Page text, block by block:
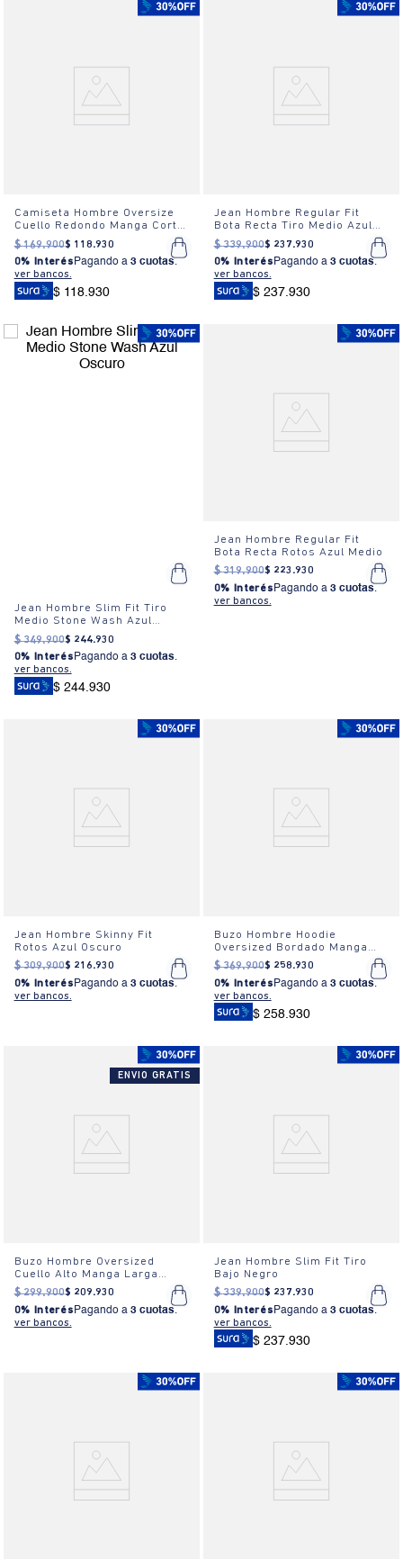
Camiseta Hombre Oversize
Cuello Redondo Manga Corta
Estampada Blanca
$ 169.900$ 118.930
0% Interés Pagando a 3 cuotas.
ver bancos.
$ 118.930
Jean Hombre Regular Fit
Bota Recta Tiro Medio Azul
Medio
$ 339.900$ 237.930
0% Interés Pagando a 3 cuotas.
ver bancos.
$ 237.930
Jean Hombre Slim Fit Tiro
Medio Stone Wash Azul
Oscuro
$ 349.900$ 244.930
0% Interés Pagando a 3 cuotas.
ver bancos.
$ 244.930
Jean Hombre Regular Fit
Bota Recta Rotos Azul Medio
$ 319.900$ 223 .930
0% Interés Pagando a 3 cuotas.
ver bancos.
Jean Hombre Skinny Fit
Rotos Azul Oscuro
$ 309.900$ 216.930
0% Interés Pagando a 3 cuotas.
ver bancos.
Buzo Hombre Hoodie
Oversized Bordado Manga
Larga Beige
$ 369.900$ 258.930
0% Interés Pagando a 3 cuotas.
ver bancos.
$ 258.930
ENVIO GRATIS
Buzo Hombre Oversized
Cuello Alto Manga Larga
Detalle Gráfico Blanco
$ 299.900$ 209.930
0% Interés Pagando a 3 cuotas.
ver bancos.
Jean Hombre Slim Fit Tiro
Bajo Negro
$ 339.900$ 237.930
0% Interés Pagando a 3 cuotas.
ver bancos.
$ 237.930